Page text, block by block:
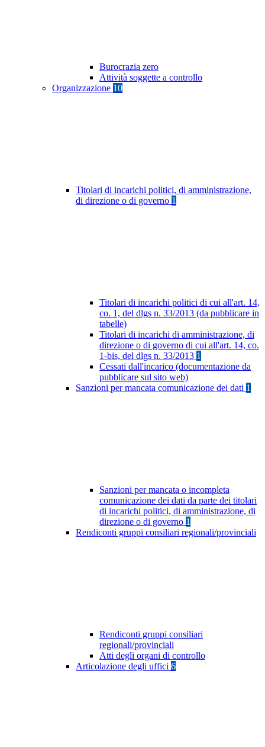
Burocrazia zero
Attività soggette a controllo
Organizzazione 10
Titolari di incarichi politici, di amministrazione,
di direzione o di governo 1
Titolari di incarichi politici di cui all'art. 14,
co. 1, del dlgs n. 33/2013 (da pubblicare in
tabelle)
Titolari di incarichi di amministrazione, di
direzione o di governo di cui all'art. 14, co.
1-bis, del dlgs n. 33/2013 1
Cessati dall'incarico (documentazione da
pubblicare sul sito web)
Sanzioni per mancata comunicazione dei dati 1
Sanzioni per mancata o incompleta
comunicazione dei dati da parte dei titolari
di incarichi politici, di amministrazione, di
direzione o di governo 1
Rendiconti gruppi consiliari regionali/provinciali
Rendiconti gruppi consiliari
regionali/provinciali
Atti degli organi di controllo
Articolazione degli uffici 6